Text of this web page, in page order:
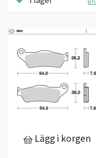
Lägg i korgen